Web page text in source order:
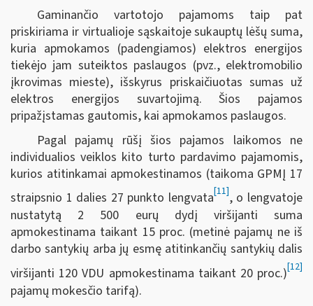
Gaminančio vartotojo pajamoms taip pat
priskiriama ir virtualioje sąskaitoje sukauptų lėšų suma,
kuria apmokamos (padengiamos) elektros energijos
tiekėjo jam suteiktos paslaugos (pvz., elektromobilio
įkrovimas mieste), išskyrus priskaičiuotas sumas už
elektros energijos suvartojimą. Šios pajamos
pripažįstamas gautomis, kai apmokamos paslaugos.
Pagal pajamų rūšį šios pajamos laikomos ne
individualios veiklos kito turto pardavimo pajamomis,
kurios atitinkamai apmokestinamos (taikoma GPMĮ 17
straipsnio 1 dalies 27 punkto lengvata[11], o lengvatoje
nustatytą 2 500 eurų dydį viršijanti suma
apmokestinama taikant 15 proc. (metinė pajamų ne iš
darbo santykių arba jų esmę atitinkančių santykių dalis
viršijanti 120 VDU apmokestinama taikant 20 proc.)[12]
pajamų mokesčio tarifą).